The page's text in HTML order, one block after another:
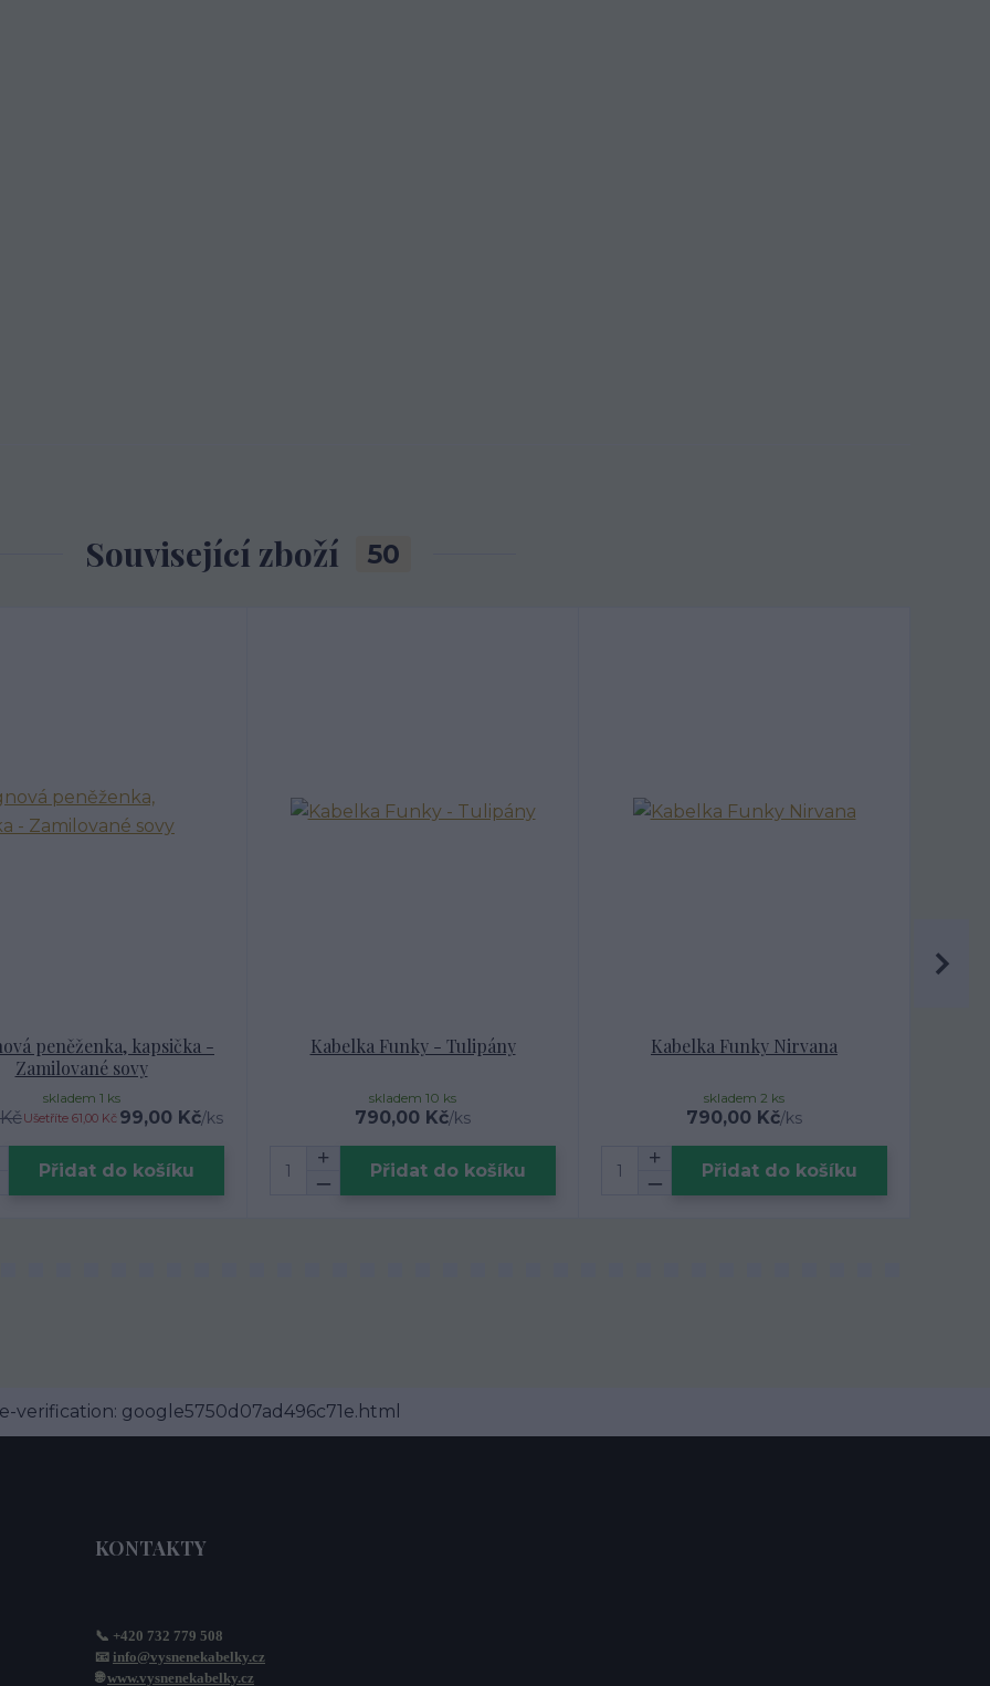
Související zboží 50
peněženka, kapsička -
Zamilované sovy
Ušetříte 61,00 Kč 99,00 Kč/ks
skladem 1 ks
Přidat do košíku
Kabelka Funky - Tulipány
790,00 Kč/ks
skladem 10 ks
Přidat do košíku
Kabelka Funky Nirvana
790,00 Kč/ks
skladem 2 ks
Přidat do košíku
google5750d07ad496c71e.html
KONTAKTY
📞 +420 732 779 508
📧 info@vysnenekabelky.cz
🌐 www.vysnenekabelky.cz